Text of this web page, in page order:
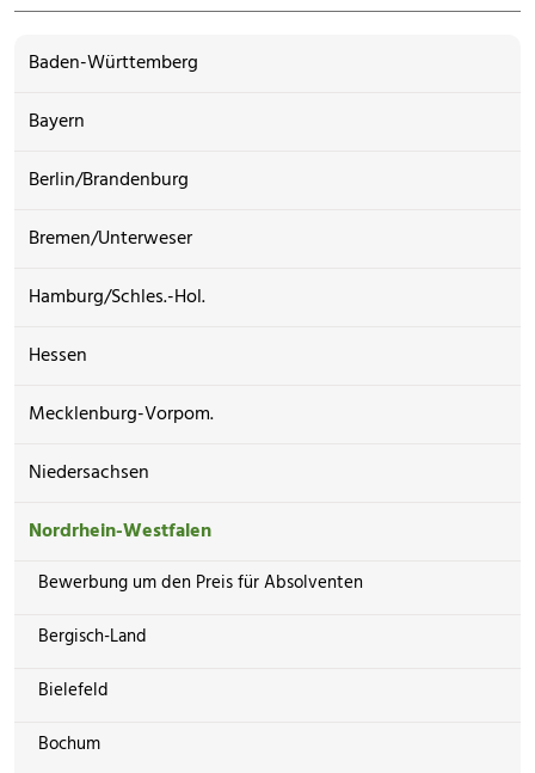
Baden-Württemberg
Bayern
Berlin/Brandenburg
Bremen/Unterweser
Hamburg/Schles.-Hol.
Hessen
Mecklenburg-Vorpom.
Niedersachsen
Nordrhein-Westfalen
Bewerbung um den Preis für Absolventen
Bergisch-Land
Bielefeld
Bochum